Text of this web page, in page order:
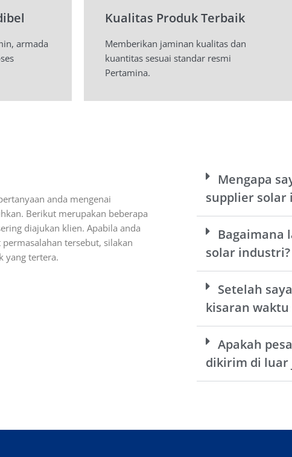
armada
Kualitas Produk Terbaik
Memberikan jaminan kualitas dan
kuantitas sesuai standar resmi
Pertamina.
anda mengenai
Berikut merupakan beberapa
diajukan klien. Apabila anda
tersebut, silakan
yang tertera.
Mengapa
supplier solar
Bagaimana
solar industri?
Setelah
kisaran waktu
Apakah
dikirim di luar